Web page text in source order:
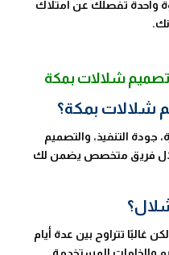
واحدة تفصلك عن امتلاك
شلالات بمكة
بمكة؟
جودة التنفيذ، والتصميم
فريق متخصص يضمن لك
تتراوح بين عدة أيام